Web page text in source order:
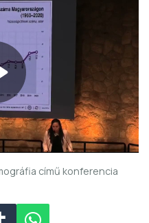
című konferencia